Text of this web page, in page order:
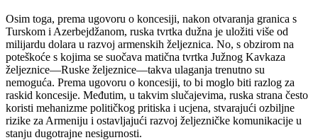
Osim toga, prema ugovoru o koncesiji, nakon otvaranja granica s
Turskom i Azerbejdžanom, ruska tvrtka dužna je uložiti više od
milijardu dolara u razvoj armenskih željeznica. No, s obzirom na
poteškoće s kojima se suočava matična tvrtka Južnog Kavkaza
željeznice—Ruske željeznice—takva ulaganja trenutno su
nemoguća. Prema ugovoru o koncesiji, to bi moglo biti razlog za
raskid koncesije. Međutim, u takvim slučajevima, ruska strana često
koristi mehanizme političkog pritiska i ucjena, stvarajući ozbiljne
rizike za Armeniju i ostavljajući razvoj željezničke komunikacije u
stanju dugotrajne nesigurnosti.